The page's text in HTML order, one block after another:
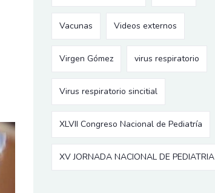
Vacunas Videos externos
Virgen Gómez virus respiratorio
Virus respiratorio sincitial
XLVII Congreso Nacional de Pediatría
XV JORNADA NACIONAL DE PEDIATRIA